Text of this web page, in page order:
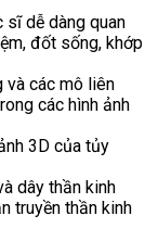
sĩ dễ dàng quan
đốt sống, khớp
và các mô liên
các hình ảnh
3D của tủy
dây thần kinh
truyền thần kinh